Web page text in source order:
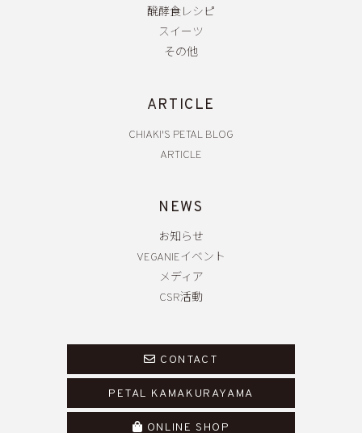
醗酵食レシピ
スイーツ
その他
ARTICLE
CHIAKI'S PETAL BLOG
ARTICLE
NEWS
お知らせ
VEGANIEイベント
メディア
CSR活動
CONTACT
PETAL KAMAKURAYAMA
ONLINE SHOP